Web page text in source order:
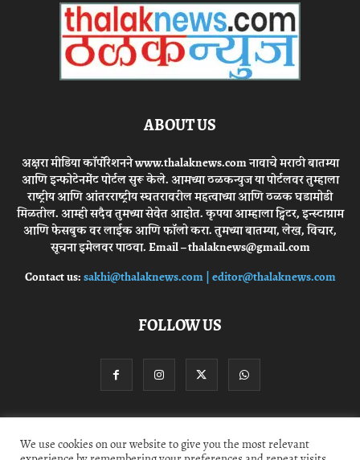
ABOUT US
अक्षरा मीडिया कॉर्पोरेशनने www.thalaknews.com नावाचे मराठी बातम्या
आणि इन्फोटेनमेंट पोर्टल सुरू केले. आमच्या ठळकन्युज या पोर्टलवर तुम्हाला
राष्ट्रीय आणि आंतरराष्ट्रीय स्घतरावरील महत्वाच्या आणि ठळक घडामोडी
मिळतील. आम्ही सदैव तुमच्या सेवेत आहोत. कृपया आम्हाला ट्विटर, इन्स्टाग्राम
आणि फेसबुक वर लाईक आणि फॉलो करा. तुमच्या बातम्या, लेख, विचार,
सूचना इमेलवर पाठवा. Email – thalaknews@gmail.com
Contact us:sakhi@thalaknews.com | editor@thalaknews.com
FOLLOW US
Privacy Policy Contact Us
We use cookies on our website to give you the most relevant